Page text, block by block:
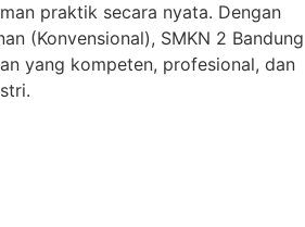
praktik secara nyata. Dengan
(Konvensional), SMKN 2 Bandung
yang kompeten, profesional, dan